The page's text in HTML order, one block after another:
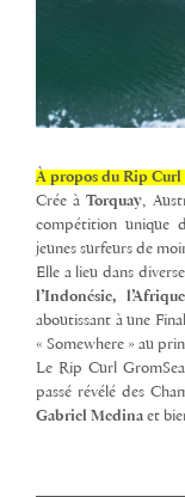
À propos du Rip Curl
Crée àTorquay ,
compétition unique
jeunes surfeurs de
Elle a lieu dans
l’Indonésie,
aboutissant à une
« Somewhere » au
Le Rip Curl
passé révélé des
Gabriel Medina et